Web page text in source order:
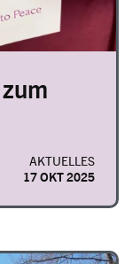
AKTUELLES
17 OKT 2025